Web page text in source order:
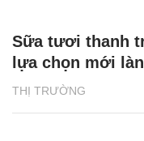
THỊ TRƯỜNG
Sữa tươi thanh
lựa chọn mới